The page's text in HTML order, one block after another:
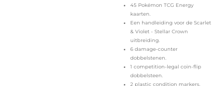
45 Pokémon TCG Energy
kaarten.
Een handleiding voor de Scarlet
& Violet - Stellar Crown
uitbreiding.
6 damage-counter
dobbelstenen.
1 competition-legal coin-flip
dobbelsteen.
2 plastic condition markers.